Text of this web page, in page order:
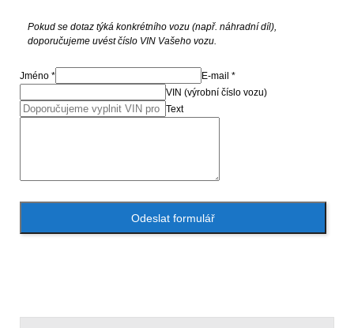
Pokud se dotaz týká konkrétního vozu (např. náhradní díl),
doporučujeme uvést číslo VIN Vašeho vozu.
Jméno *
E-mail *
VIN (výrobní číslo vozu)
Text
Odeslat formulář